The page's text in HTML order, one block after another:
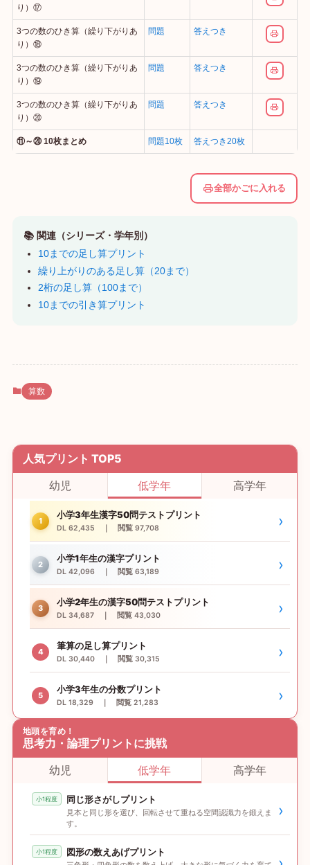
り）⑰
3つの数のひき算（繰り下がりあ
り）⑱
問題 答えつき
3つの数のひき算（繰り下がりあ
り）⑲
問題 答えつき
3つの数のひき算（繰り下がりあ
り）⑳
問題 答えつき
⑪～⑳ 10枚まとめ 問題10枚 答えつき20枚
全部かごに入れる
📚 関連（シリーズ・学年別）
10までの足し算プリント
繰り上がりのある足し算（20まで）
2桁の足し算（100まで）
10までの引き算プリント
算数
人気プリント TOP5
幼児
低学年 高学年
1
小学3年生漢字50問テストプリント
DL 62,435 ｜ 閲覧 97,708 ›
2
小学1年生の漢字プリント
DL 42,096 ｜ 閲覧 63,189 ›
3
小学2年生の漢字50問テストプリント
DL 34,687 ｜ 閲覧 43,030 ›
4
筆算の足し算プリント
DL 30,440 ｜ 閲覧 30,315 ›
5
小学3年生の分数プリント
DL 18,329 ｜ 閲覧 21,283 ›
地頭を育め！
思考力・論理プリントに挑戦
幼児
低学年 高学年
小1程度 同じ形さがしプリント
見本と同じ形を選び、回転させて重ねる空間認識力を鍛えま
す。
›
小1程度 図形の数えあげプリント